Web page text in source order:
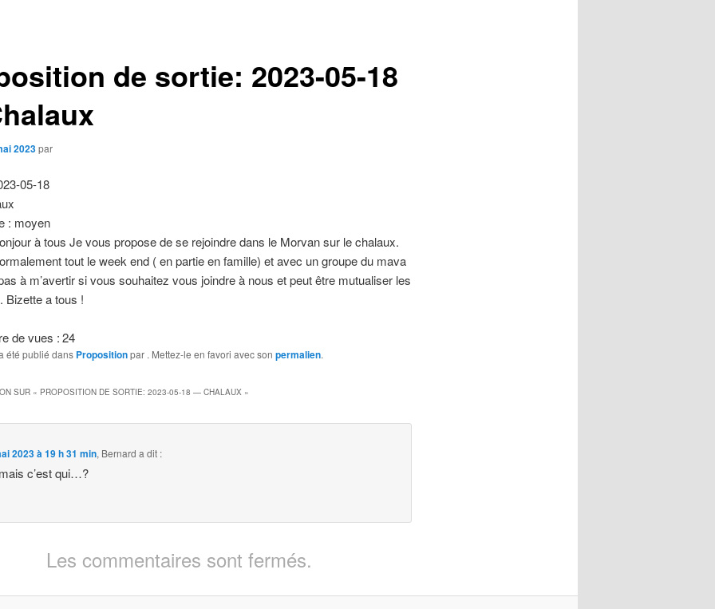
de sortie: 2023-05-18
2023par
05-18
: moyen
à tous Je vous propose de se rejoindre dans le Morvan sur le chalaux.
tout le week end ( en partie en famille) et avec un groupe du mava
à m’avertir si vous souhaitez vous joindre à nous et peut être mutualiser les
Bizette a tous !
de vues :24
été publié dans Propositionpar . Mettez-le en favori avec son permalien.
SUR « PROPOSITION DE SORTIE: 2023-05-18 — CHALAUX»
2023 à 19 h 31 min, Bernard a dit :
c’est qui…?
Les commentaires sont fermés.